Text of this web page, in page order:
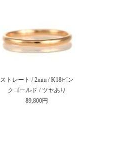
ストレート / 2mm / K18ピン
クゴールド / ツヤあり
89,800円